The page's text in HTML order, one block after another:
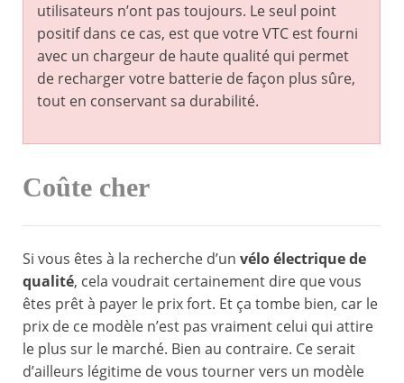
utilisateurs n’ont pas toujours. Le seul point
positif dans ce cas, est que votre VTC est fourni
avec un chargeur de haute qualité qui permet
de recharger votre batterie de façon plus sûre,
tout en conservant sa durabilité.
Coûte cher
Si vous êtes à la recherche d’un vélo électrique de
qualité, cela voudrait certainement dire que vous
êtes prêt à payer le prix fort. Et ça tombe bien, car le
prix de ce modèle n’est pas vraiment celui qui attire
le plus sur le marché. Bien au contraire. Ce serait
d’ailleurs légitime de vous tourner vers un modèle